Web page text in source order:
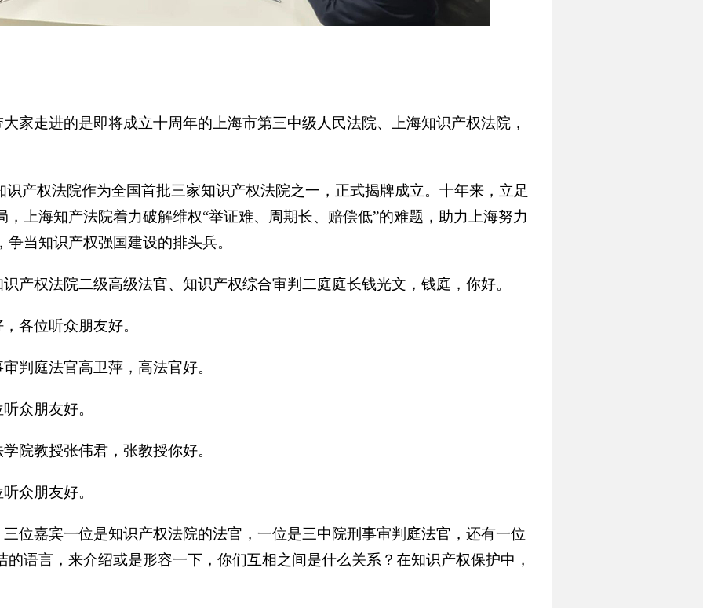
家走进的是即将成立十周年的上海市第三中级人民法院、上海知识产权法院，
识产权法院作为全国首批三家知识产权法院之一，正式揭牌成立。十年来，立足
上海知产法院着力破解维权“举证难、周期长、赔偿低”的难题，助力上海努力
当知识产权强国建设的排头兵。
产权法院二级高级法官、知识产权综合审判二庭庭长钱光文，钱庭，你好。
各位听众朋友好。
判庭法官高卫萍，高法官好。
众朋友好。
院教授张伟君，张教授你好。
众朋友好。
位嘉宾一位是知识产权法院的法官，一位是三中院刑事审判庭法官，还有一位
语言，来介绍或是形容一下，你们互相之间是什么关系？在知识产权保护中，